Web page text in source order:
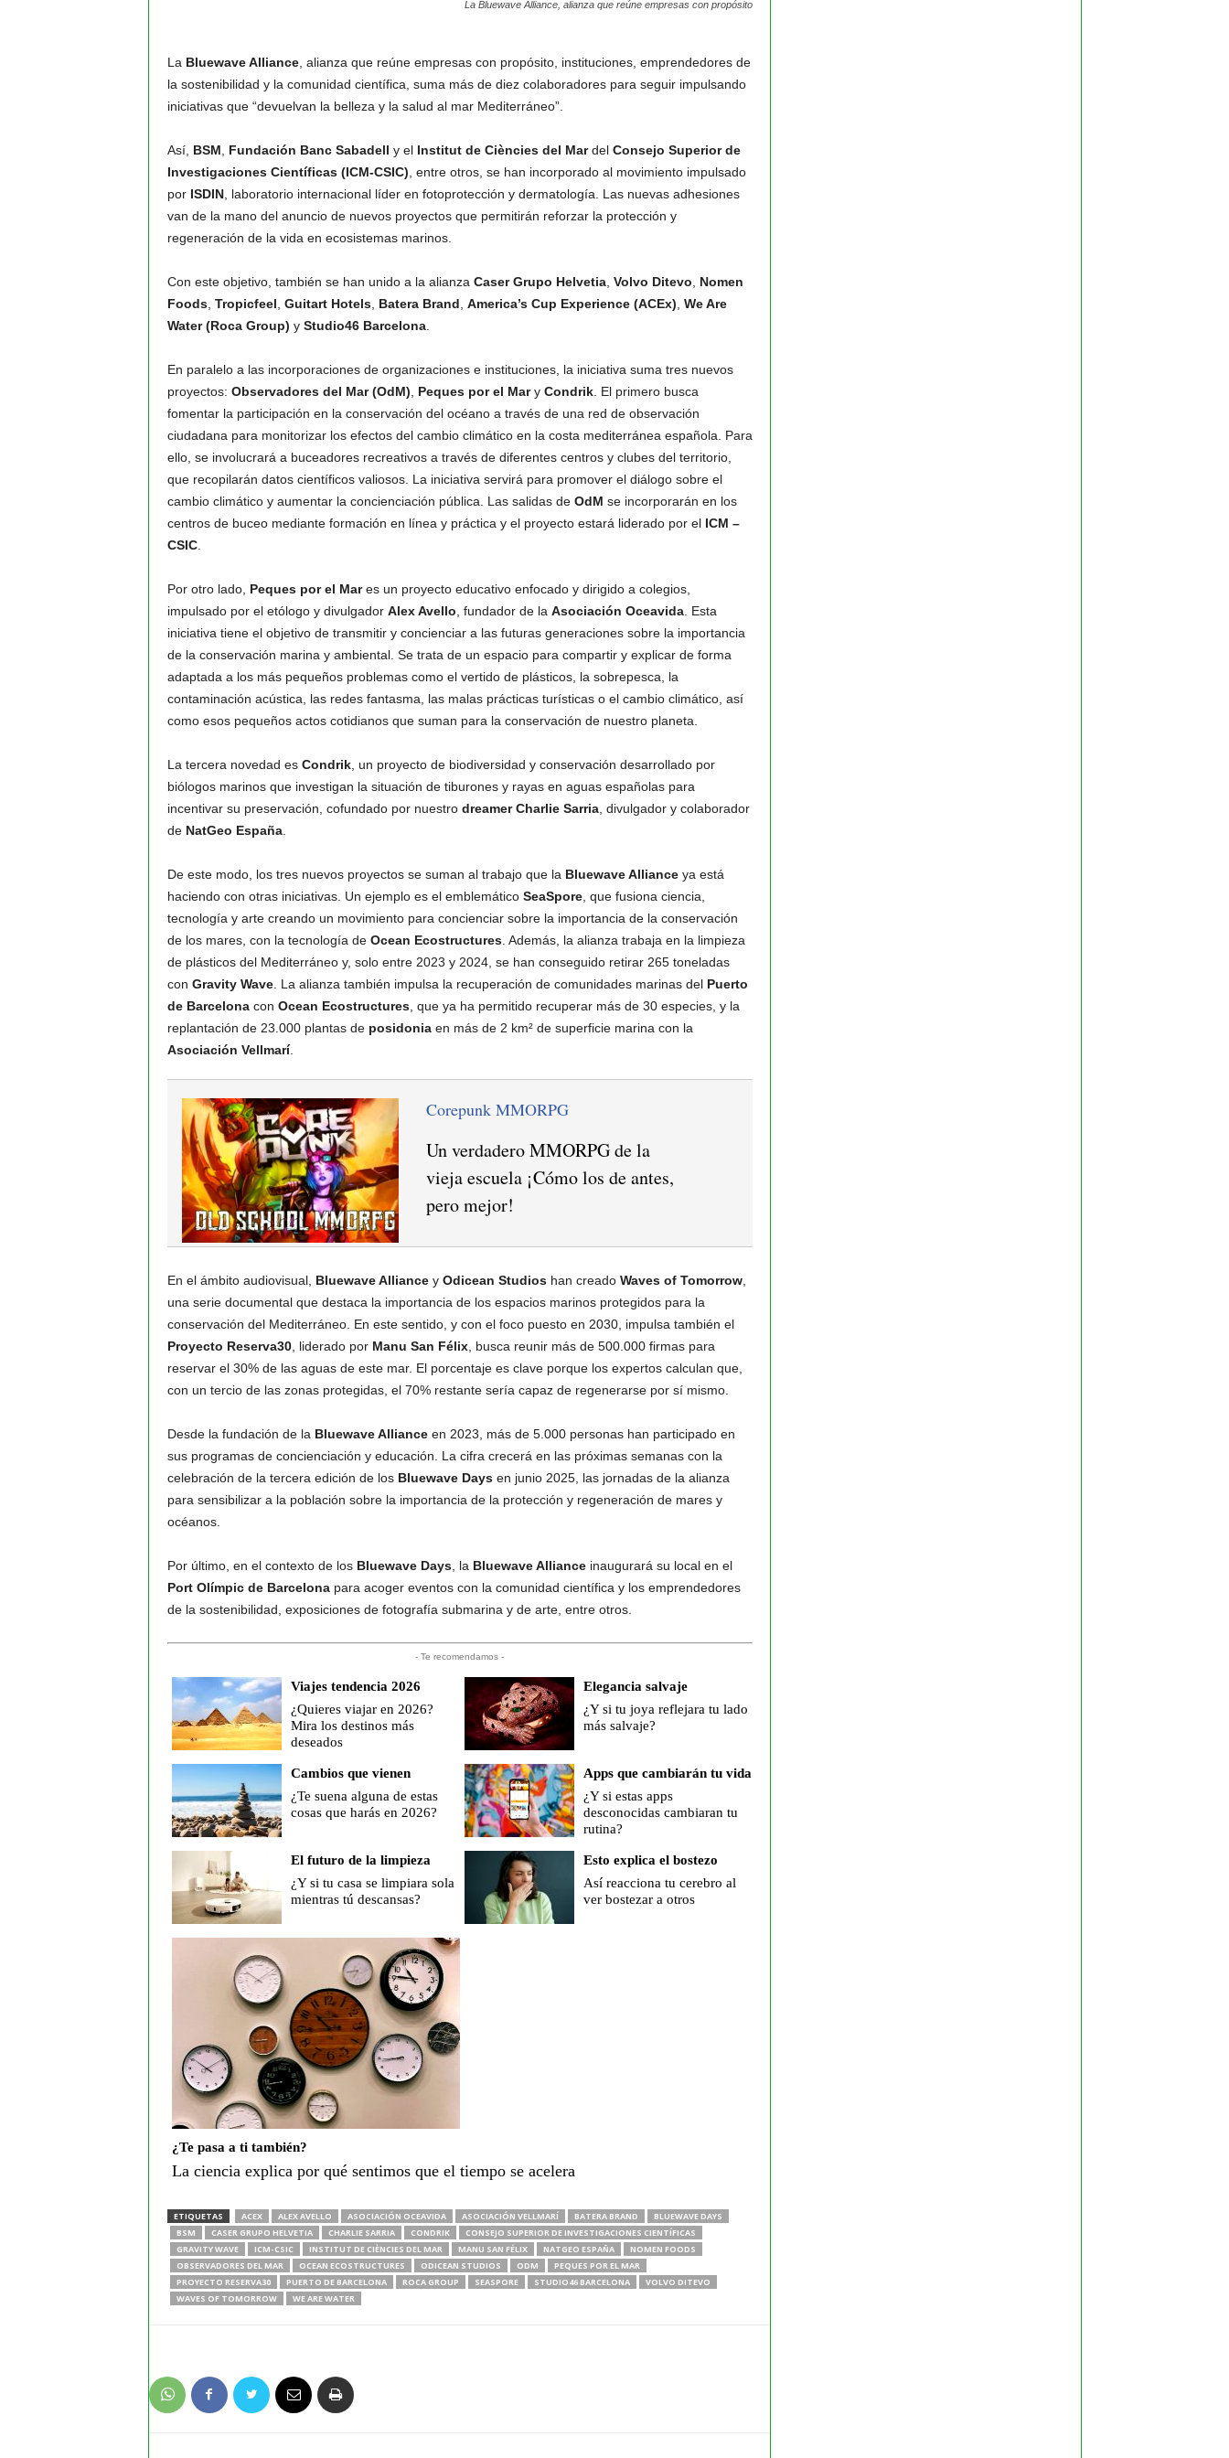
La Bluewave Alliance, alianza que reúne empresas con propósito
La Bluewave Alliance, alianza que reúne empresas con propósito, instituciones, emprendedores de
la sostenibilidad y la comunidad científica, suma más de diez colaboradores para seguir impulsando
iniciativas que “devuelvan la belleza y la salud al mar Mediterráneo”.
Así, BSM Fundación Banc Sabadell y el Institut de Ciències del Mardel Consejo Superior de
Investigaciones Científicas (ICM-CSIC) , entre otros, se han incorporado al movimiento impulsado
por ISDIN, laboratorio internacional líder en fotoprotección y dermatología. Las nuevas adhesiones
van de la mano del anuncio de nuevos proyectos que permitirán reforzar la protección y
regeneración de la vida en ecosistemas marinos.
Con este objetivo, también se han unido a la alianza Caser Grupo Helvetia, Volvo Ditevo
Nomen
Foods, Tropicfeel Guitart Hotels, Batera Brand America’s Cup Experience (ACEx) We Are
Water (Roca Group) y Studio46 Barcelona.
En paralelo a las incorporaciones de organizaciones e instituciones, la iniciativa suma tres nuevos
proyectos: Observadores del Mar (OdM) Peques por el Mary Condrik. El primero busca
fomentar la participación en la conservación del océano a través de una red de observación
ciudadana para monitorizar los efectos del cambio climático en la costa mediterránea española. Para
ello, se involucrará a buceadores recreativos a través de diferentes centros y clubes del territorio,
que recopilarán datos científicos valiosos. La iniciativa servirá para promover el diálogo sobre el
cambio climático y aumentar la concienciación pública. Las salidas de OdM se incorporarán en los
centros de buceo mediante formación en línea y práctica y el proyecto estará liderado por el ICM –
CSIC.
Por otro lado, Peques por el Mares un proyecto educativo enfocado y dirigido a colegios,
impulsado por el etólogo y divulgador Alex Avello , fundador de la Asociación Oceavida. Esta
iniciativa tiene el objetivo de transmitir y concienciar a las futuras generaciones sobre la importancia
de la conservación marina y ambiental. Se trata de un espacio para compartir y explicar de forma
adaptada a los más pequeños problemas como el vertido de plásticos, la sobrepesca, la
contaminación acústica, las redes fantasma, las malas prácticas turísticas o el cambio climático, así
como esos pequeños actos cotidianos que suman para la conservación de nuestro planeta.
La tercera novedad es Condrik, un proyecto de biodiversidad y conservación desarrollado por
biólogos marinos que investigan la situación de tiburones y rayas en aguas españolas para
incentivar su preservación, cofundado por nuestro dreamer Charlie Sarria, divulgador y colaborador
de NatGeo España.
De este modo, los tres nuevos proyectos se suman al trabajo que la Bluewave Allianceya está
haciendo con otras iniciativas. Un ejemplo es el emblemático SeaSpore, que fusiona ciencia,
tecnología y arte creando un movimiento para concienciar sobre la importancia de la conservación
de los mares, con la tecnología de Ocean Ecostructures. Además, la alianza trabaja en la limpieza
de plásticos del Mediterráneo y, solo entre 2023 y 2024, se han conseguido retirar 265 toneladas
con Gravity Wave. La alianza también impulsa la recuperación de comunidades marinas del Puerto
de Barcelonacon Ocean Ecostructures, que ya ha permitido recuperar más de 30 especies, y la
replantación de 23.000 plantas de posidoniaen más de 2 km² de superficie marina con la
Asociación Vellmarí.
Corepunk MMORPG
Un verdadero MMORPG de la
vieja escuela ¡Cómo los de antes,
pero mejor!
En el ámbito audiovisual, Bluewave Alliancey Odicean Studioshan creado Waves of Tomorrow,
una serie documental que destaca la importancia de los espacios marinos protegidos para la
conservación del Mediterráneo. En este sentido, y con el foco puesto en 2030, impulsa también el
Proyecto Reserva30, liderado por Manu San Félix, busca reunir más de 500.000 firmas para
reservar el 30% de las aguas de este mar. El porcentaje es clave porque los expertos calculan que,
con un tercio de las zonas protegidas, el 70% restante sería capaz de regenerarse por sí mismo.
Desde la fundación de la Bluewave Allianceen 2023, más de 5.000 personas han participado en
sus programas de concienciación y educación. La cifra crecerá en las próximas semanas con la
celebración de la tercera edición de los Bluewave Daysen junio 2025, las jornadas de la alianza
para sensibilizar a la población sobre la importancia de la protección y regeneración de mares y
océanos.
Por último, en el contexto de los Bluewave Days, la Bluewave Allianceinaugurará su local en el
Port Olímpic de Barcelonapara acoger eventos con la comunidad científica y los emprendedores
de la sostenibilidad, exposiciones de fotografía submarina y de arte, entre otros.
- Te recomendamos -
Viajes tendencia 2026
¿Quieres viajar en 2026?
Mira los destinos más
deseados
Elegancia salvaje
¿Y si tu joya reflejara tu lado
más salvaje?
Cambios que vienen
¿Te suena alguna de estas
cosas que harás en 2026?
Apps que cambiarán tu vida
¿Y si estas apps
desconocidas cambiaran tu
rutina?
El futuro de la limpieza
¿Y si tu casa se limpiara sola
mientras tú descansas?
Esto explica el bostezo
Así reacciona tu cerebro al
ver bostezar a otros
¿Te pasa a ti también?
La ciencia explica por qué sentimos que el tiempo se acelera
ETIQUETAS ACEX ALEX AVELLO ASOCIACIÓN OCEAVIDA ASOCIACIÓN VELLMARÍ BATERA BRAND
BLUEWAVE DAYS
BSM
CASER GRUPO HELVETIA CHARLIE SARRIA CONDRIK
CONSEJO SUPERIOR DE INVESTIGACIONES CIENTÍFICAS
GRAVITY WAVE
ICM-CSIC INSTITUT DE CIÈNCIES DEL MAR MANU SAN FÉLIX NATGEO ESPAÑA
NOMEN FOODS
OBSERVADORES DEL MAR
OCEAN ECOSTRUCTURES ODICEAN STUDIOS ODM
PEQUES POR EL MAR
PROYECTO RESERVA30
PUERTO DE BARCELONA ROCA GROUP SEASPORE STUDIO46 BARCELONA
VOLVO DITEVO
WAVES OF TOMORROW
WE ARE WATER